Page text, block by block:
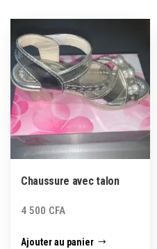
Chaussure avec talon
4 500 CFA
Ajouter au panier